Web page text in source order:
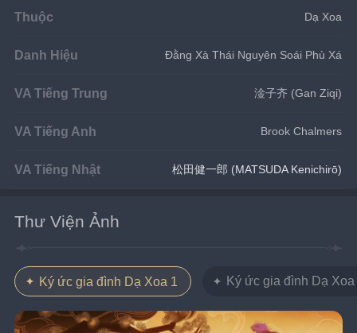
Thuộc Dạ Xoa
Danh Hiệu Đằng Xà Thái Nguyên Soái Phù Xá
VA Tiếng Trung 淦子齐 (Gan Ziqi)
VA Tiếng Anh Brook Chalmers
VA Tiếng Nhật 松田健一郎 (MATSUDA Kenichirō)
Thư Viện Ảnh
Ký ức gia đình Dạ Xoa 1 Ký ức gia đình Dạ Xoa